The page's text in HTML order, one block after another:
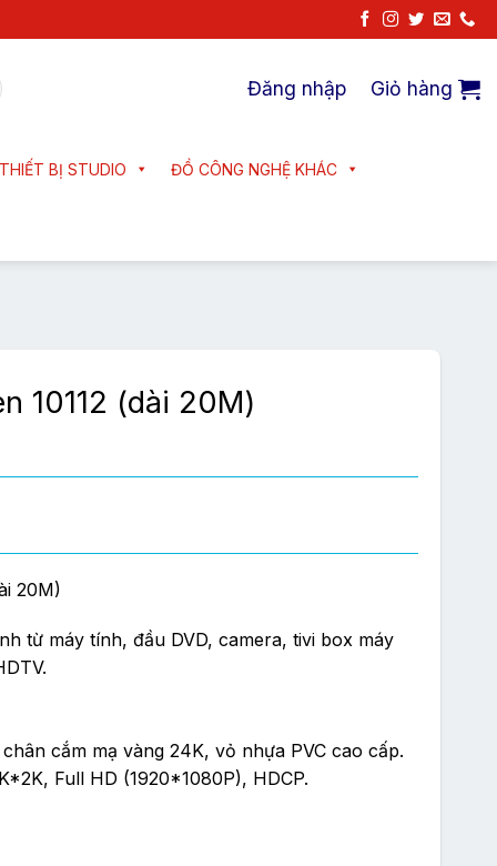
Đăng nhập Giỏ hàng
THIẾT BỊ STUDIO ĐỒ CÔNG NGHỆ KHÁC
10112 (dài 20M)
₫.
20M)
từ máy tính, đầu DVD, camera, tivi box máy
cắm mạ vàng 24K, vỏ nhựa PVC cao cấp.
Full HD (1920*1080P), HDCP.